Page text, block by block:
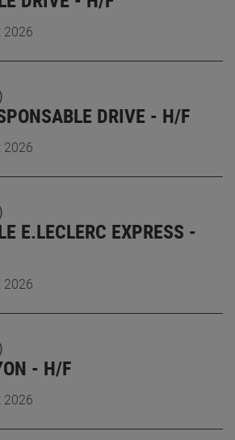
2026
DRIVE - H/F
2026
E.LECLERC EXPRESS -
2026
- H/F
2026